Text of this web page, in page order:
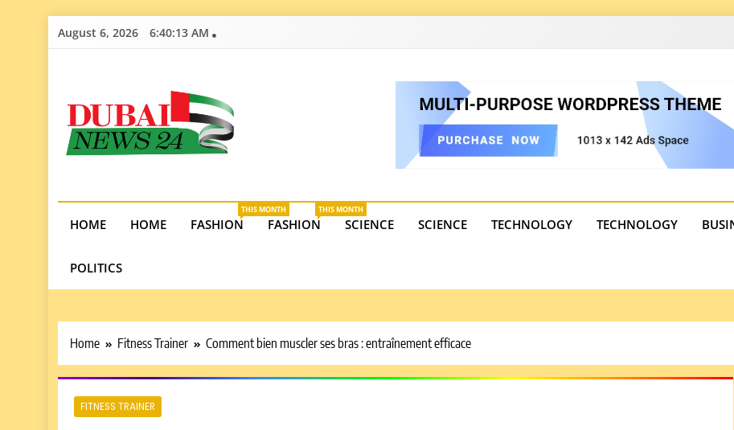
SkipAugust 6, 2026 6:40:14 AM
Dubai News 24
opportunities in the UAE.
HOME HOME FASHION
THIS MONTH
FASHION
THIS MONTH
SCIENCE SCIENCE TECHNOLOGY TECHNOLOGY
POLITICS
Home Fitness Trainer Comment bien muscler ses bras : entraînement efficace
FITNESS TRAINER